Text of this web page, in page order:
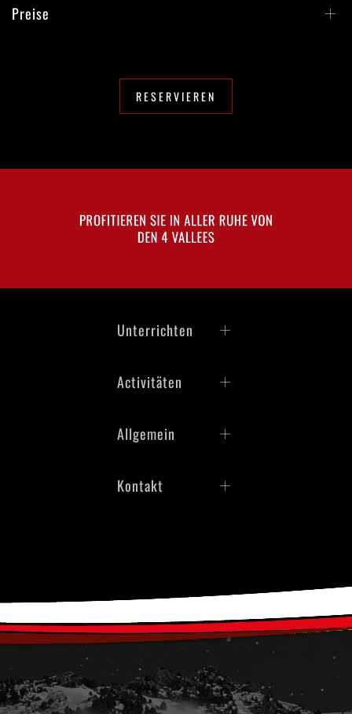
Preise
RESERVIEREN
PROFITIEREN SIE IN ALLER RUHE VON
DEN 4 VALLEES
Unterrichten
Activitäten
Allgemein
Kontakt